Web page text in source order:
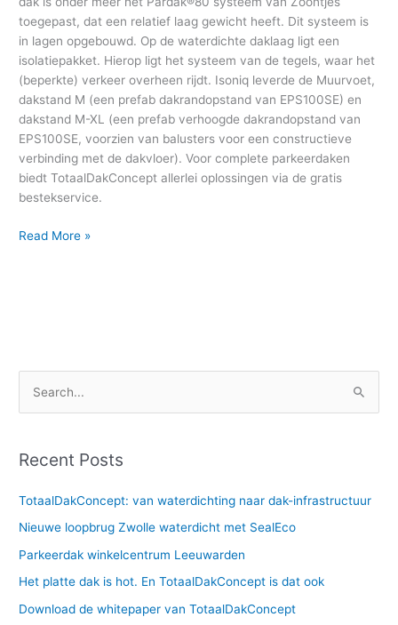
toegepast, dat een relatief laag gewicht heeft. Dit systeem is
in lagen opgebouwd. Op de waterdichte daklaag ligt een
isolatiepakket. Hierop ligt het systeem van de tegels, waar het
(beperkte) verkeer overheen rijdt. Isoniq leverde de Muurvoet,
dakstand M (een prefab dakrandopstand van EPS100SE) en
dakstand M-XL (een prefab verhoogde dakrandopstand van
EPS100SE, voorzien van balusters voor een constructieve
verbinding met de dakvloer). Voor complete parkeerdaken
biedt TotaalDakConcept allerlei oplossingen via de gratis
bestekservice.
Read More »
r
o
r
:
Recent Posts
TotaalDakConcept: van waterdichting naar dak-infrastructuur
Nieuwe loopbrug Zwolle waterdicht met SealEco
Parkeerdak winkelcentrum Leeuwarden
Het platte dak is hot. En TotaalDakConcept is dat ook
Download de whitepaper van TotaalDakConcept